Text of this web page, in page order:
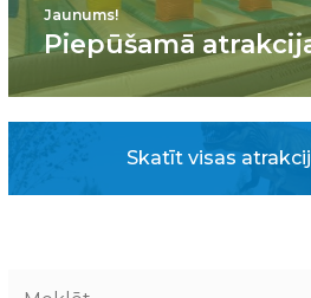
Jaunums!
Piepūšamā
Skatīt visas